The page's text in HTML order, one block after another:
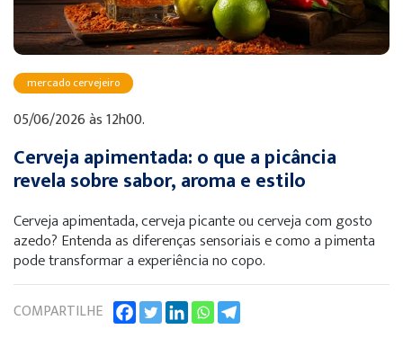
mercado cervejeiro
05/06/2026 às 12h00.
Cerveja apimentada: o que a picância
revela sobre sabor, aroma e estilo
Cerveja apimentada, cerveja picante ou cerveja com gosto
azedo? Entenda as diferenças sensoriais e como a pimenta
pode transformar a experiência no copo.
COMPARTILHE